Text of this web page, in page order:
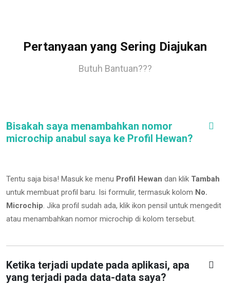
Pertanyaan yang Sering Diajukan
Butuh Bantuan???
Bisakah saya menambahkan nomor
microchip anabul saya ke Profil Hewan?
Tentu saja bisa! Masuk ke menu Profil Hewan dan klik Tambah
untuk membuat profil baru. Isi formulir, termasuk kolom No.
Microchip. Jika profil sudah ada, klik ikon pensil untuk mengedit
atau menambahkan nomor microchip di kolom tersebut.
Ketika terjadi update pada aplikasi, apa
yang terjadi pada data-data saya?